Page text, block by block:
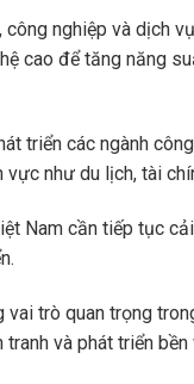
nghiệp và dịch
cao để tăng năng
triển các ngành
như du lịch, tài
Nam cần tiếp tục
vai trò quan trọng
và phát triển bền